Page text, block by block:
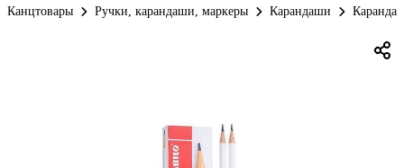
Канцтовары Ручки, карандаши, маркеры Карандаши